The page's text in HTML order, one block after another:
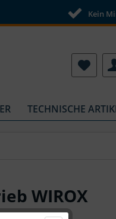
Kein
TECHNISCHE
WIROX